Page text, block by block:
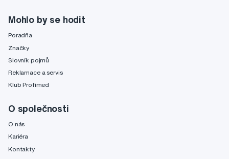
Mohlo by se hodit
Poradňa
Značky
Slovník pojmů
Reklamace a servis
Klub Profimed
O společnosti
O nás
Kariéra
Kontakty